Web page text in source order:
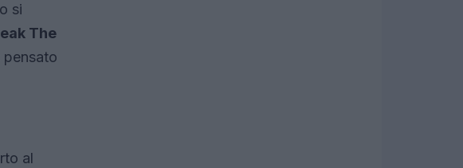
si
The
pensato
al